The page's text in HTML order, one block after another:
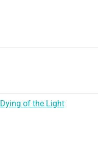
Dying of the Light